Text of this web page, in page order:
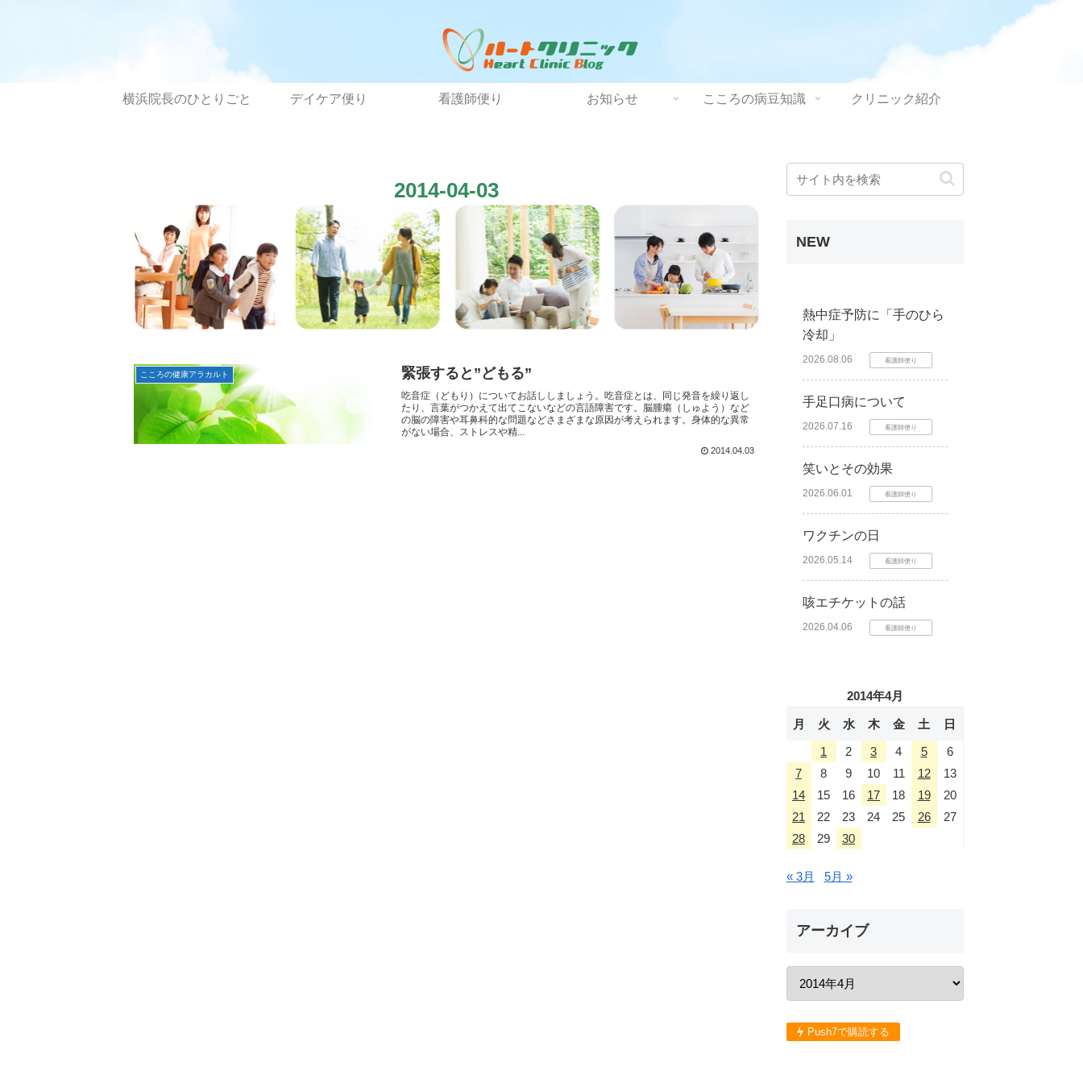
横浜院長のひとりごと デイケア便り 看護師便り お知らせ こころの病豆知識 クリニック紹介
2014-04-03
こころの健康アラカルト 緊張すると”どもる”
吃音症（どもり）についてお話ししましょう。吃音症とは、同じ発音を繰り返し
たり、言葉がつかえて出てこないなどの言語障害です。脳腫瘍（しゅよう）など
の脳の障害や耳鼻科的な問題などさまざまな原因が考えられます。身体的な異常
がない場合、ストレスや精...
2014.04.03
NEW
熱中症予防に「手のひら
冷却」
2026.08.06 看護師便り
手足口病について
2026.07.16 看護師便り
笑いとその効果
2026.06.01 看護師便り
ワクチンの日
2026.05.14 看護師便り
咳エチケットの話
2026.04.06 看護師便り
2014年4月
月 火 水 木 金 土
日
1
2 3 4 5
6
7
8 9 10 11 12
13
14
15 16 17 18 19
20
21
22 23 24 25 26
27
28
29 30
« 3月 5月 »
アーカイブ
Push7で購読する